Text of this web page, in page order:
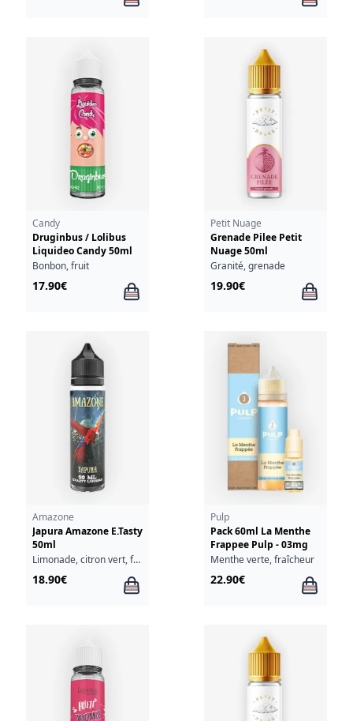
Candy
Druginbus / Lolibus
Liquideo Candy 50ml
Bonbon, fruit
17.90€
Petit Nuage
Grenade Pilee Petit
Nuage 50ml
Granité, grenade
19.90€
Amazone
Japura Amazone E.Tasty
50ml
Limonade, citron vert, fruits rouges, cassis
18.90€
Pulp
Pack 60ml La Menthe
Frappee Pulp - 03mg
Menthe verte, fraîcheur
22.90€